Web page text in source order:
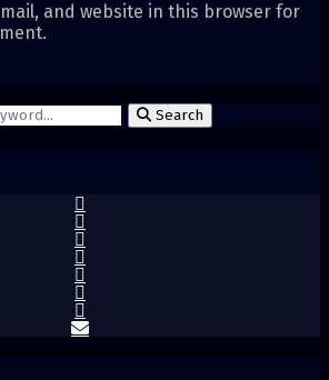
and website in this browser for
Search